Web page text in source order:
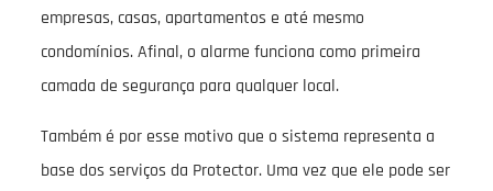
empresas, casas, apartamentos e até mesmo
condomínios. Afinal, o alarme funciona como primeira
camada de segurança para qualquer local.
Também é por esse motivo que o sistema representa a
base dos serviços da Protector. Uma vez que ele pode ser